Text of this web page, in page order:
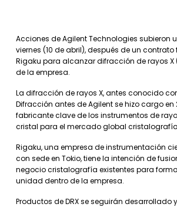
Acciones de Agilent Technologies subieron
viernes (10 de abril), después de un
Rigaku para alcanzar difracción de rayos X
de la empresa.
La difracción de rayos X, antes conocido
Difracción antes de Agilent se hizo cargo en
fabricante clave de los instrumentos de
cristal para el mercado global
Rigaku, una empresa de instrumentación
con sede en Tokio, tiene la intención de
negocio cristalografía existentes para
unidad dentro de la empresa.
Productos de DRX se seguirán desarrollado